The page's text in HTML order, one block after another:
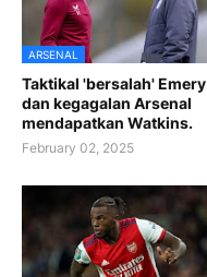
ARSENAL
Taktikal 'bersalah' Emery
dan kegagalan Arsenal
mendapatkan Watkins.
February 02, 2025